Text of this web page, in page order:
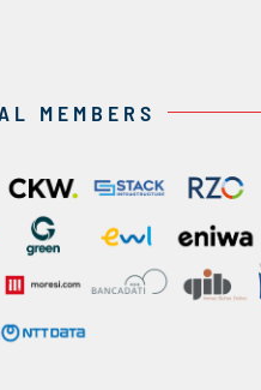
MEMBERS